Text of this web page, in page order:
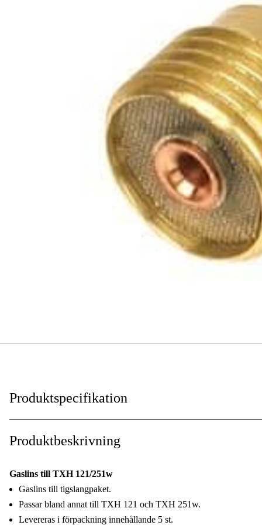
Produktspecifikation
För svetstyp :
Produktbeskrivning
Gaslins till TXH 121/251w
Gaslins till tigslangpaket.
Passar bland annat till TXH 121 och TXH 251w.
Levereras i förpackning innehållande 5 st.